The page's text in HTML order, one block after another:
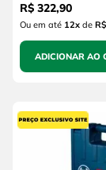
R$ 322,90
Ou em até 12xde
ADICIONAR AO